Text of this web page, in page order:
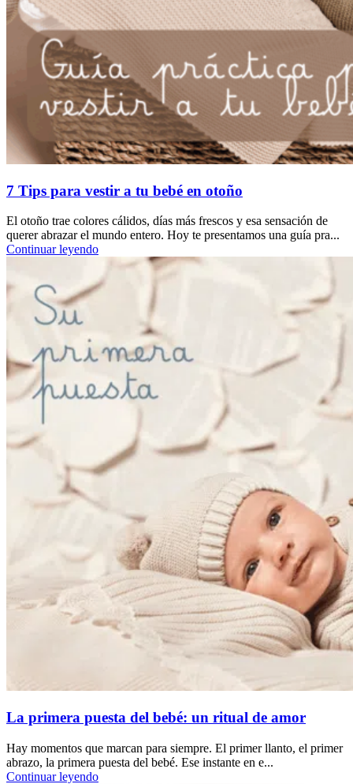
7 Tips para vestir a tu bebé en otoño
El otoño trae colores cálidos, días más frescos y esa sensación de
querer abrazar el mundo entero. Hoy te presentamos una guía pra...
Continuar leyendo
La primera puesta del bebé: un ritual de amor
Hay momentos que marcan para siempre. El primer llanto, el primer
abrazo, la primera puesta del bebé. Ese instante en e...
Continuar leyendo